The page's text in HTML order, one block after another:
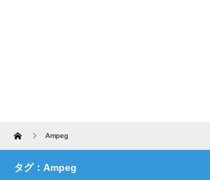
Home Ampeg
タグ：Ampeg